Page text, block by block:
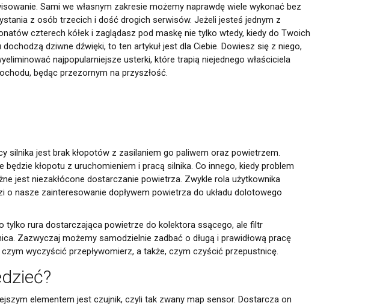
warsztatowe
Sami we własnym zakresie możemy naprawdę wiele wykonać bez
z osób trzecich i dość drogich serwisów. Jeżeli jesteś jednym z
czterech kółek i zaglądasz pod maskę nie tylko wtedy, kiedy do Twoich
dochodzą dziwne dźwięki, to ten artykuł jest dla Ciebie. Dowiesz się z niego,
najpopularniejsze usterki, które trapią niejednego właściciela
będąc przezornym na przyszłość.
silnika jest brak kłopotów z zasilaniem go paliwem oraz powietrzem.
kłopotu z uruchomieniem i pracą silnika. Co innego, kiedy problem
jest niezakłócone dostarczanie powietrza. Zwykle rola użytkownika
nasze zainteresowanie dopływem powietrza do układu dolotowego
tylko rura dostarczająca powietrze do kolektora ssącego, ale filtr
Zazwyczaj możemy samodzielnie zadbać o długą i prawidłową pracę
wyczyścić przepływomierz, a także, czym czyścić przepustnicę.
elementem jest czujnik, czyli tak zwany map sensor. Dostarcza on